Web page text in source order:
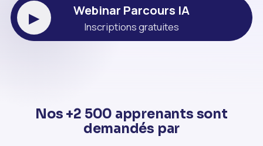
▶ Webinar Parcours IA
Inscriptions gratuites
Nos +2 500 apprenants sont
demandés par